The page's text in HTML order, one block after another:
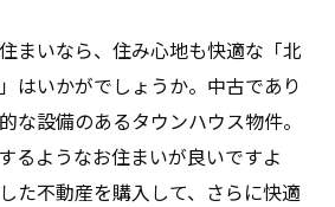
まいなら、住み心地も快適な「北
はいかがでしょうか。中古であり
な設備のあるタウンハウス物件。
るようなお住まいが良いですよ
た不動産を購入して、さらに快適